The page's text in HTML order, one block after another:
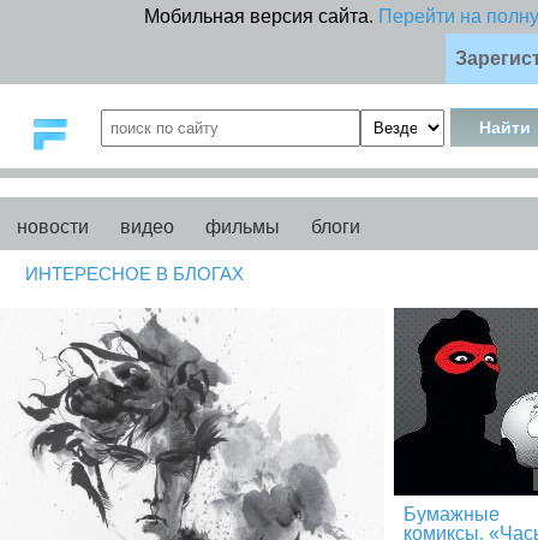
Мобильная версия сайта. Перейти на
новости видео фильмы блоги
ИНТЕРЕСНОЕ В БЛОГАХ
Бумажные
комиксы.